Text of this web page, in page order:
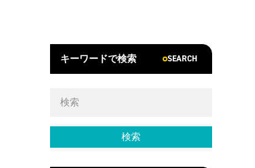
キーワードで検索 SEARCH